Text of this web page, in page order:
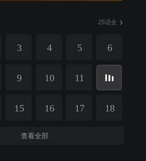
25话全
3 4 5 6
9 10 11
15 16 17 18
查看全部